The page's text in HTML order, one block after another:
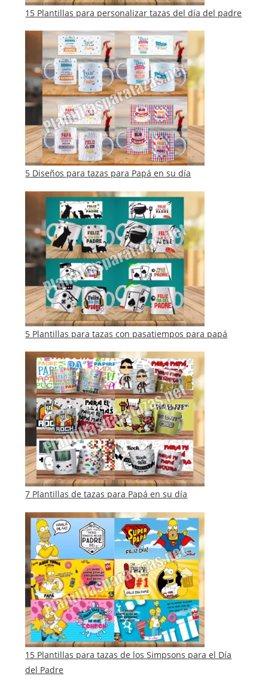
15 Plantillas para personalizar tazas del día del padre
5 Diseños para tazas para Papá en su día
5 Plantillas para tazas con pasatiempos para papá
7 Plantillas de tazas para Papá en su día
15 Plantillas para tazas de los Simpsons para el Día
del Padre